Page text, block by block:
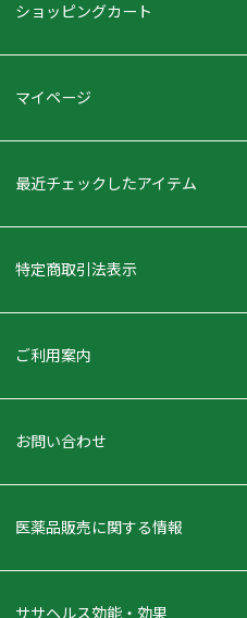
ショッピングカート
マイページ
最近チェックしたアイテム
特定商取引法表示
ご利用案内
お問い合わせ
医薬品販売に関する情報
ササヘルス効能・効果